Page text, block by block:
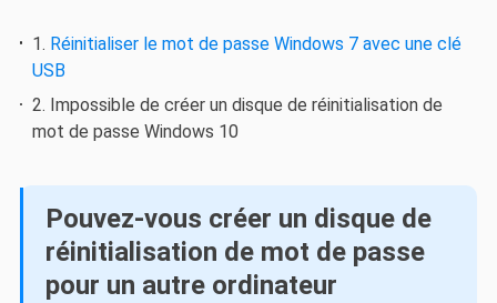
1. Réinitialiser le mot de passe Windows 7 avec une clé
USB
2. Impossible de créer un disque de réinitialisation de
mot de passe Windows 10
Pouvez-vous créer un disque de
réinitialisation de mot de passe
pour un autre ordinateur